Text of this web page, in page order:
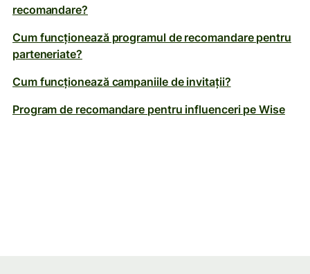
recomandare?
Cum funcționează programul de recomandare pentru
parteneriate?
Cum funcționează campaniile de invitații?
Program de recomandare pentru influenceri pe Wise